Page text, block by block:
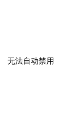
无法自动禁用